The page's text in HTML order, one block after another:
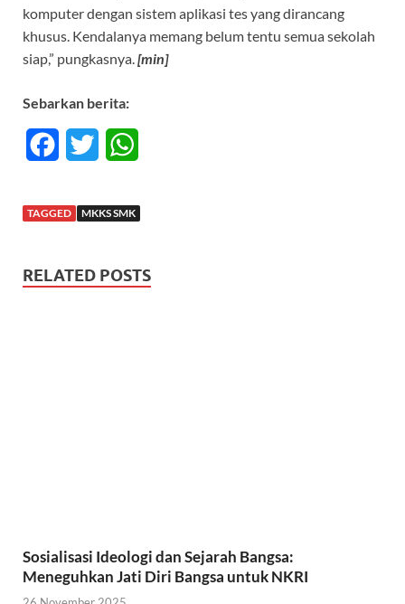
komputer dengan sistem aplikasi tes yang dirancang
khusus. Kendalanya memang belum tentu semua sekolah
siap,” pungkasnya. [min]
Sebarkan berita:
c
b
i
t
a
s
TAGGED MKKS SMK
RELATED POSTS
Sosialisasi Ideologi dan Sejarah Bangsa:
Meneguhkan Jati Diri Bangsa untuk NKRI